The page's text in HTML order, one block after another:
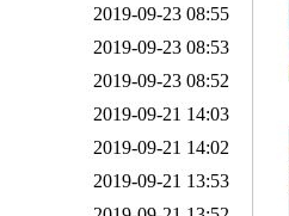
2019-09-23 08:55
2019-09-23 08:53
2019-09-23 08:52
2019-09-21 14:03
2019-09-21 14:02
2019-09-21 13:53